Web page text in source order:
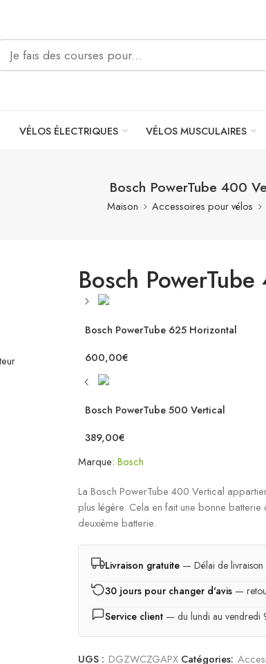
VÉLOS ÉLECTRIQUES VÉLOS MUSCULAIRES
Bosch PowerTube 400
Maison Accessoires pour vélos
Bosch
Bosch PowerTube 625 Horizontal
600,00€
Bosch PowerTube 500 Vertical
389,00€
Marque: Bosch
La Bosch PowerTube 400 Vertical
plus légère. Cela en fait une bonne
deuxième batterie.
Livraison gratuite — Délai de
30 jours pour changer d'avis —
Service client — du lundi au vendredi
UGS : DGZWCZGAPX Catégories: